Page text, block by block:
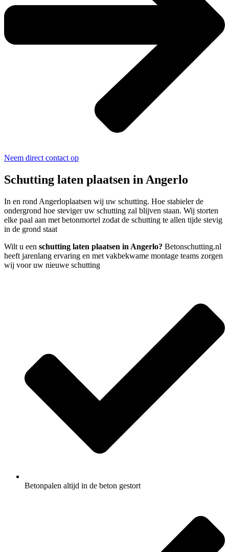
Neem direct contact op
Schutting laten plaatsen in Angerlo
In en rond Angerloplaatsen wij uw schutting. Hoe stabieler de
ondergrond hoe steviger uw schutting zal blijven staan. Wij storten
elke paal aan met betonmortel zodat de schutting te allen tijde stevig
in de grond staat
Wilt u een schutting laten plaatsen in Angerlo? Betonschutting.nl
heeft jarenlang ervaring en met vakbekwame montage teams zorgen
wij voor uw nieuwe schutting
Betonpalen altijd in de beton gestort